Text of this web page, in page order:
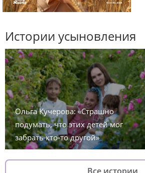
Истории усыновления
Ольга Кучерова: «Страшно
подумать, что этих детей мог
забрать кто-то другой»